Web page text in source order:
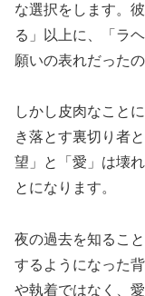
な選択をします。
る」以上に、「ラ
願いの表れだったの
しかし皮肉なこと
き落とす裏切り者
望」と「愛」は壊
とになります。
夜の過去を知るこ
するようになった
や執着ではなく、